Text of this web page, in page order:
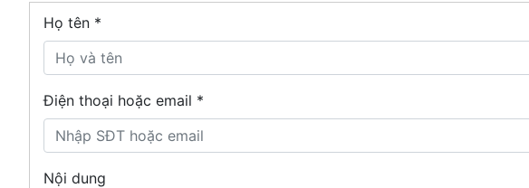
Họ tên *
Điện thoại hoặc email *
Nội dung